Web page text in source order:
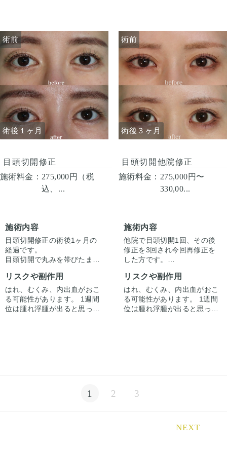
きたりむくみが長続き（1ヶ
月くらい）する人がいます。
微妙な左右差は出ることがあ
ります。 合併症が起こって
も、当院で責任を持って治療
します。 手術を受けた人全員
が写真の様な変化をするわけ
ではない事にも注意してくだ
さい。 その人ごとに個性があ
りますので、手術の結果にも
個人差はあります。
があります。 合併症が起こっ
ても、当院で責任を持って治
療します。 手術を受けた人全
員が写真の様な変化をするわ
けではない事にも注意してく
ださい。 その人ごとに個性が
ありますので、手術の結果に
も個人差はあります。
術前
術後１ヶ月
目頭切開修正
施術料金： 275,000円（税
込、...
施術内容
目頭切開修正の術後1ヶ月の
経過です。
目頭切開で丸みを帯びたまま
ープ感を出しつつ戻していま
す。
術後1ヶ月なのでまだ傷の赤
みが残る時期です。
リスクや副作用
はれ、むくみ、内出血がおこ
る可能性があります。 1週間
位は腫れ浮腫が出ると思って
療します。 手術を受けた人全
術前
術後３ヶ月
目頭切開他院修正
施術料金： 275,000円〜
330,00...
施術内容
他院で目頭切開1回、その後
修正を3回され今回再修正を
した方です。
左目はZ形成でも目頭切開で
左右差と傷跡の修正をしてい
ます。
複数回の手術でできた手術痕
リスクや副作用
はれ、むくみ、内出血がおこ
る可能性があります。 1週間
位は腫れ浮腫が出ると思って
療します。 手術を受けた人全
ださい。 その人ごとに個性が
1 2 3
NEXT